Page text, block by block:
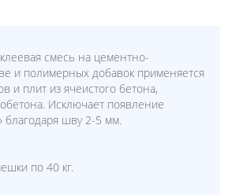
смесь на цементно-
и полимерных добавок применяется
и плит из ячеистого бетона,
Исключает появление
благодаря шву 2-5 мм.
по 40 кг.